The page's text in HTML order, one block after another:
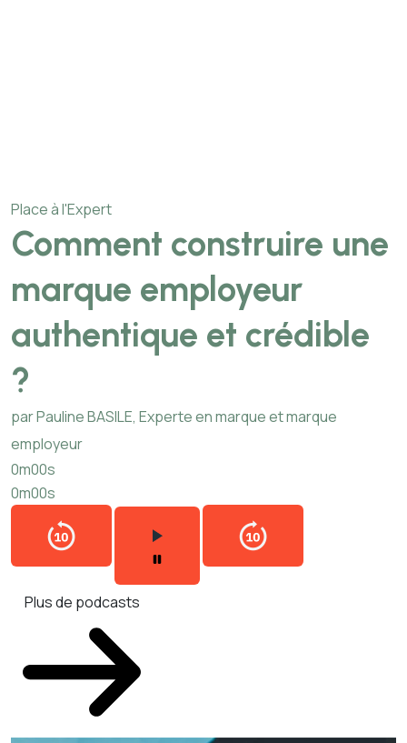
Place à l'Expert
Comment construire une
marque employeur
authentique et crédible
?
par Pauline BASILE, Experte en marque et marque
employeur
0m00s
0m00s
Plus de podcasts